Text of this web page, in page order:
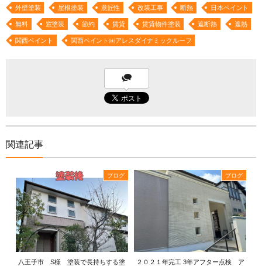
外壁塗装 屋根塗装 意匠性 改装工事 断熱 日本ペイント
無料 窓塗装 節約 賃貸 賃貸物件塗装 遮断熱 遮熱
関西ペイント 関西ペイント㈱アレスダイナミックルーフ
関連記事
ブログ
八王子市 S様 塗装で長持ちする塗
ブログ
２０２１年完工 3年アフター点検 ア